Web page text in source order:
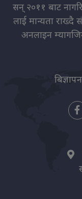
सन् २०११ बाट
लाई मान्यता राख्दै
अनलाइन